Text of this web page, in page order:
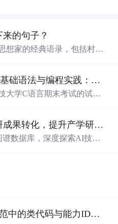
的句子？
想家的经典语录，包括村上
【计算机科学】C语言基础语法与编程实践：湖南科技大学期末考试核心知识点解析
大学C语言期末考试的试题
函数定义与调用、指针初步
题，每道题后附有正确答
是准备期末考试或需要强
掌握程度；②辅助教师出题
杂逻辑控制的题目，理解每
高校如何有效促进科研成果转化，提升产学研合作效率？.docx
数据库，深度探索AI技术
推动科技创新与产业创新
【计算机硬件】PCI规范中的类代码与能力ID分配：设备功能分类及扩展能力标识系统设计